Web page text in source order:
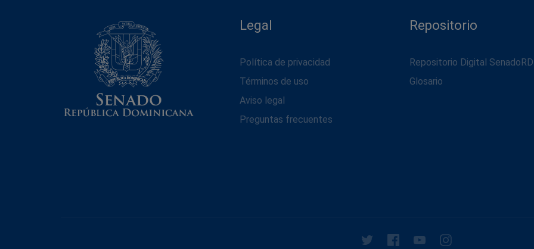
Legal
Política de privacidad
Términos de uso
Aviso legal
Preguntas frecuentes
Repositorio
Repositorio Digital SenadoRD
Glosario